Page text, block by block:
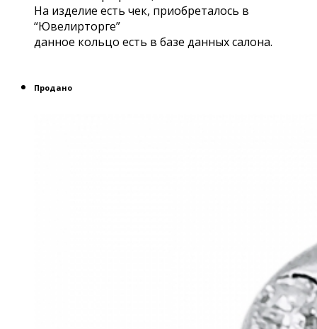
На изделие есть чек, приобреталось в
“Ювелирторге”
данное кольцо есть в базе данных салона.
Продано